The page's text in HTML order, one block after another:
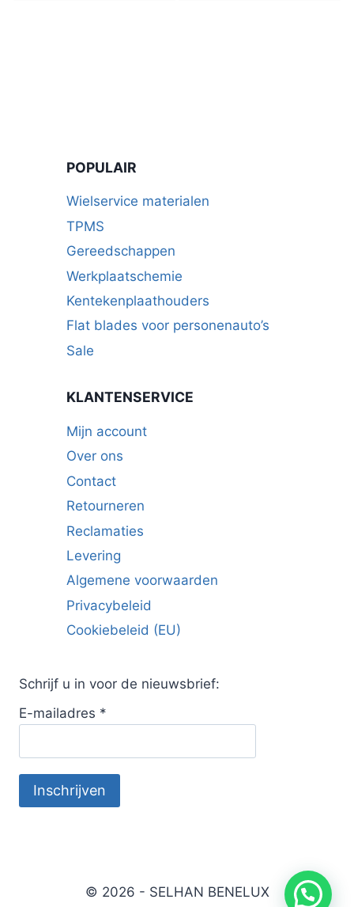
POPULAIR
Wielservice materialen
TPMS
Gereedschappen
Werkplaatschemie
Kentekenplaathouders
Flat blades voor personenauto’s
Sale
KLANTENSERVICE
Mijn account
Over ons
Contact
Retourneren
Reclamaties
Levering
Algemene voorwaarden
Privacybeleid
Cookiebeleid (EU)
Schrijf u in voor de nieuwsbrief:
E-mailadres *
© 2026 - SELHAN BENELUX